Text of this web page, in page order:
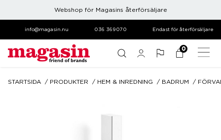
Webshop för Magasins återförsäljare
info@magasin.nu 036 369070 Endast för återförsäljare
0
STARTSIDA PRODUKTER HEM & INREDNING BADRUM